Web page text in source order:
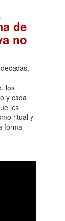
de
no
los
y cada
les
ritual y
forma